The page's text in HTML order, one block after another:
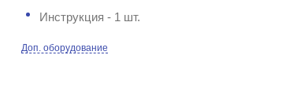
Инструкция - 1 шт.
Доп. оборудование